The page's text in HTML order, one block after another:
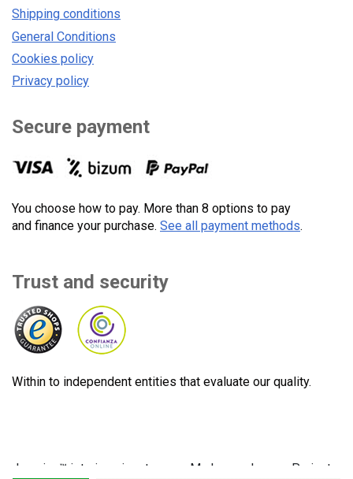
Shipping conditions
General Conditions
Cookies policy
Privacy policy
Secure payment
You choose how to pay. More than 8 options to pay
and finance your purchase. See all payment methods.
Trust and security
Within to independent entities that evaluate our quality.
Lecuine™ ist eine eingetragene Marke von Lecom Projects